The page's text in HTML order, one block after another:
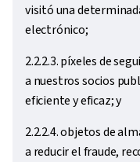
visitó una
electrónico;
2.2.2.3. píxeles de
a nuestros socios
eficiente y eficaz; y
2.2.2.4. objetos de
a reducir el fraude,